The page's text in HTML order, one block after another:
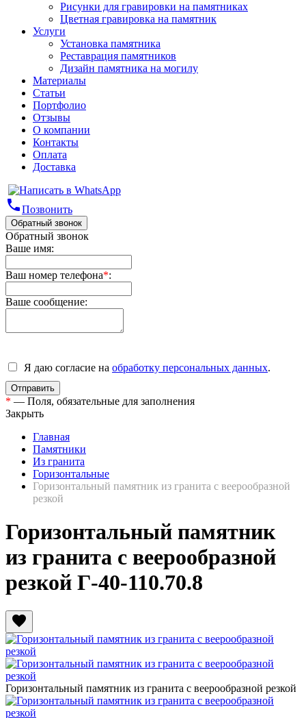
Рисунки для гравировки на памятниках
Цветная гравировка на памятник
Услуги
Установка памятника
Реставрация памятников
Дизайн памятника на могилу
Материалы
Статьи
Портфолио
Отзывы
О компании
Контакты
Оплата
Доставка
phoneПозвонить
Обратный звонок
Обратный звонок
Ваше имя:
Ваш номер телефона*:
Ваше сообщение:
Я даю согласие на обработку персональных данных.
* — Поля, обязательные для заполнения
Закрыть
Главная
Памятники
Из гранита
Горизонтальные
Горизонтальный памятник из гранита с веерообразной
резкой
Горизонтальный памятник
из гранита с веерообразной
резкой Г-40-110.70.8
favorite
Горизонтальный памятник из гранита с веерообразной резкой